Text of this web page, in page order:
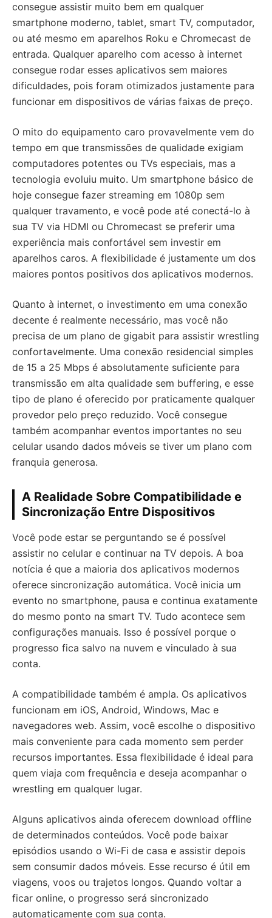
consegue assistir muito bem em qualquer
smartphone moderno, tablet, smart TV, computador,
ou até mesmo em aparelhos Roku e Chromecast de
entrada. Qualquer aparelho com acesso à internet
consegue rodar esses aplicativos sem maiores
dificuldades, pois foram otimizados justamente para
funcionar em dispositivos de várias faixas de preço.
O mito do equipamento caro provavelmente vem do
tempo em que transmissões de qualidade exigiam
computadores potentes ou TVs especiais, mas a
tecnologia evoluiu muito. Um smartphone básico de
hoje consegue fazer streaming em 1080p sem
qualquer travamento, e você pode até conectá-lo à
sua TV via HDMI ou Chromecast se preferir uma
experiência mais confortável sem investir em
aparelhos caros. A flexibilidade é justamente um dos
maiores pontos positivos dos aplicativos modernos.
Quanto à internet, o investimento em uma conexão
decente é realmente necessário, mas você não
precisa de um plano de gigabit para assistir wrestling
confortavelmente. Uma conexão residencial simples
de 15 a 25 Mbps é absolutamente suficiente para
transmissão em alta qualidade sem buffering, e esse
tipo de plano é oferecido por praticamente qualquer
provedor pelo preço reduzido. Você consegue
também acompanhar eventos importantes no seu
celular usando dados móveis se tiver um plano com
franquia generosa.
A Realidade Sobre Compatibilidade e
Sincronização Entre Dispositivos
Você pode estar se perguntando se é possível
assistir no celular e continuar na TV depois. A boa
notícia é que a maioria dos aplicativos modernos
oferece sincronização automática. Você inicia um
evento no smartphone, pausa e continua exatamente
do mesmo ponto na smart TV. Tudo acontece sem
configurações manuais. Isso é possível porque o
progresso fica salvo na nuvem e vinculado à sua
conta.
A compatibilidade também é ampla. Os aplicativos
funcionam em iOS, Android, Windows, Mac e
navegadores web. Assim, você escolhe o dispositivo
mais conveniente para cada momento sem perder
recursos importantes. Essa flexibilidade é ideal para
quem viaja com frequência e deseja acompanhar o
wrestling em qualquer lugar.
Alguns aplicativos ainda oferecem download offline
de determinados conteúdos. Você pode baixar
episódios usando o Wi-Fi de casa e assistir depois
sem consumir dados móveis. Esse recurso é útil em
viagens, voos ou trajetos longos. Quando voltar a
ficar online, o progresso será sincronizado
automaticamente com sua conta.